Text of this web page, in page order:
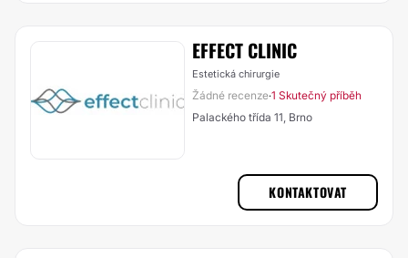
EFFECT CLINIC
Estetická chirurgie
Žádné recenze·1 Skutečný příběh
Palackého třída 11, Brno
KONTAKTOVAT